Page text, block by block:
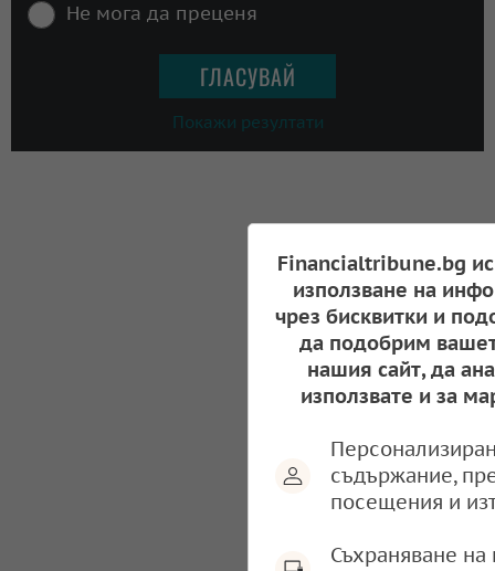
Не мога да преценя
Покажи резултати
Financialtribune.bg
използване на
чрез бисквитки и
да подобрим
нашия сайт, да
използвате и за
съдържание,
посещения и
Съхраняване